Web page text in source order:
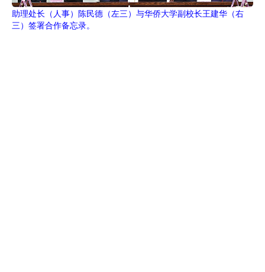
助理处长（人事）陈民德（左三）与华侨大学副校长王建华（右
三）签署合作备忘录。